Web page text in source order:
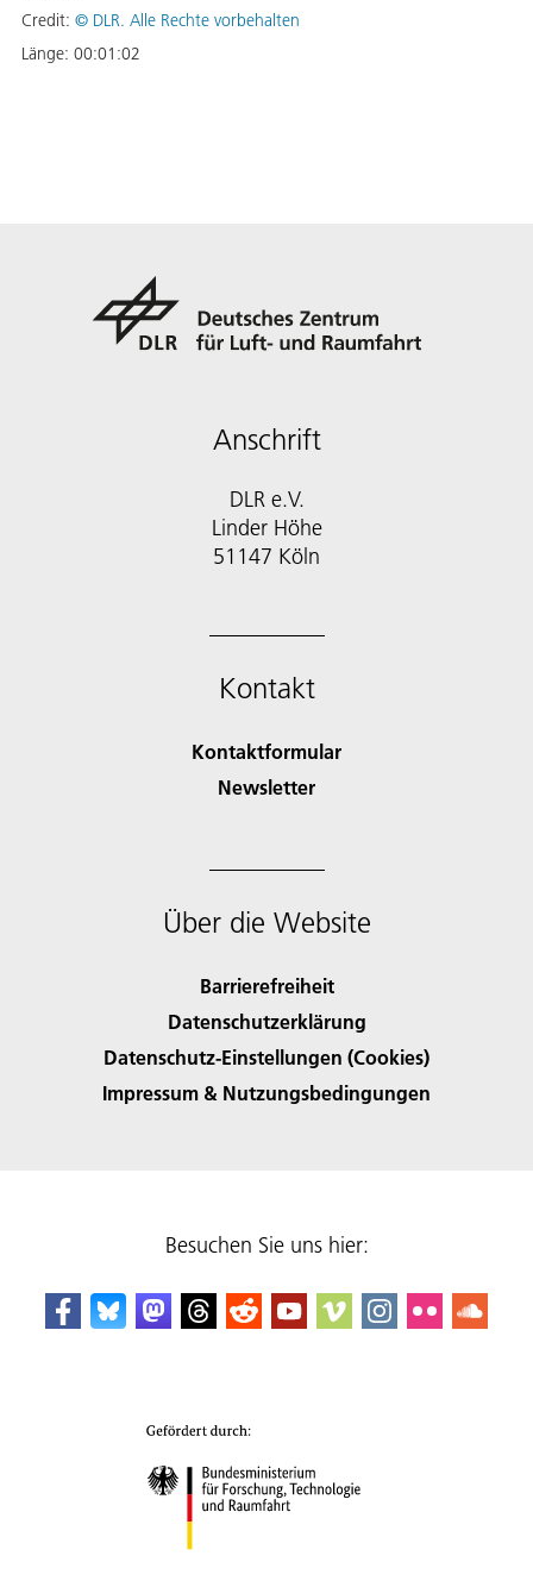
Credit: © DLR. Alle Rechte vorbehalten
Länge: 00:01:02
Anschrift
DLR e.V.
Linder Höhe
51147 Köln
Kontakt
Kontaktformular
Newsletter
Über die Website
Barrierefreiheit
Datenschutzerklärung
Datenschutz-Einstellungen (Cookies)
Impressum & Nutzungsbedingungen
Besuchen Sie uns hier: